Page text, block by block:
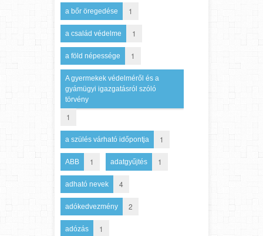
a bőr öregedése 1
a család védelme 1
a föld népessége 1
A gyermekek védelméről és a
gyámügyi igazgatásról szóló
törvény
1
a szülés várható időpontja 1
ABB 1 adatgyűjtés 1
adható nevek 4
adókedvezmény 2
adózás 1